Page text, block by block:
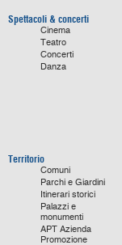
Spettacoli & concerti
Cinema
Teatro
Concerti
Danza
Territorio
Comuni
Parchi e Giardini
Itinerari storici
Palazzi e
monumenti
APT Azienda
Promozione